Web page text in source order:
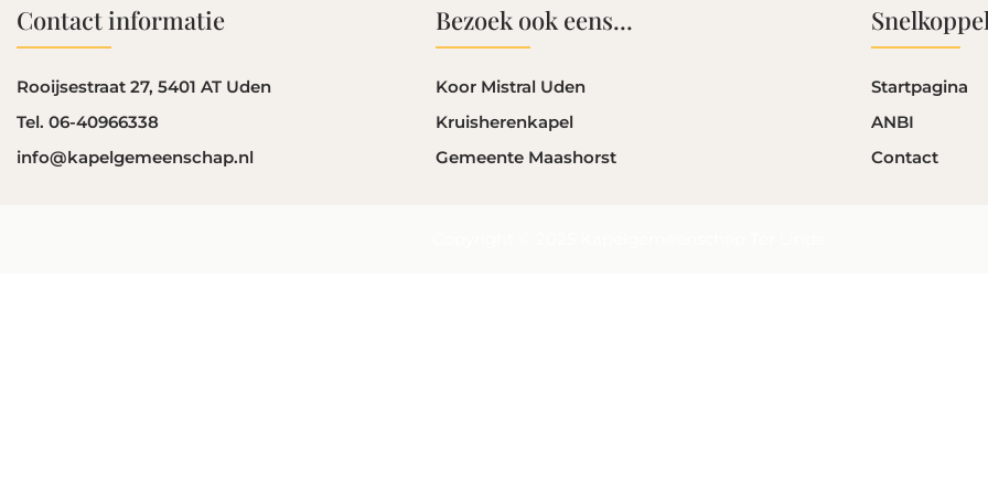
Contact informatie
Rooijsestraat 27, 5401 AT Uden
Tel. 06-40966338
info@kapelgemeenschap.nl
Bezoek ook eens...
Koor Mistral Uden
Kruisherenkapel
Gemeente Maashorst
Startpagina
ANBI
Contact